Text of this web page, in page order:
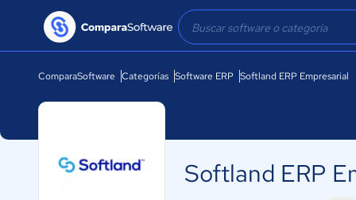
ComparaSoftware Categorías Software ERP Softland ERP Empresarial
Softland ERP